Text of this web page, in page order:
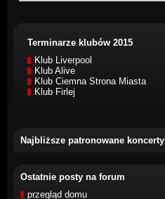
Terminarze klubów 2015
Klub Liverpool
Klub Alive
Klub Ciemna Strona Miasta
Klub Firlej
Najbliższe patronowane koncerty
Ostatnie posty na forum
przegląd domu